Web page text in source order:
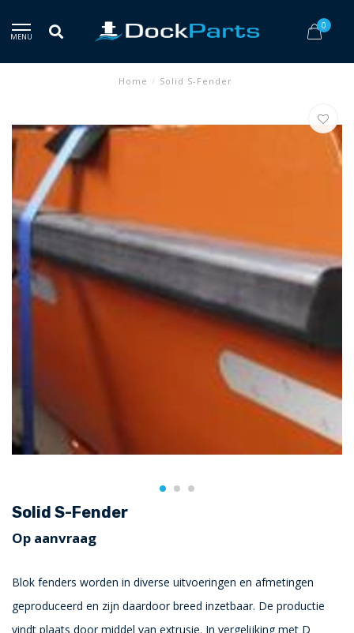
MENU
0
Home / Solid S-Fender
Solid S-Fender
Op aanvraag
Blok fenders worden in diverse uitvoeringen en afmetingen
geproduceerd en zijn daardoor breed inzetbaar. De productie
vindt plaats door middel van extrusie. In vergelijking met D